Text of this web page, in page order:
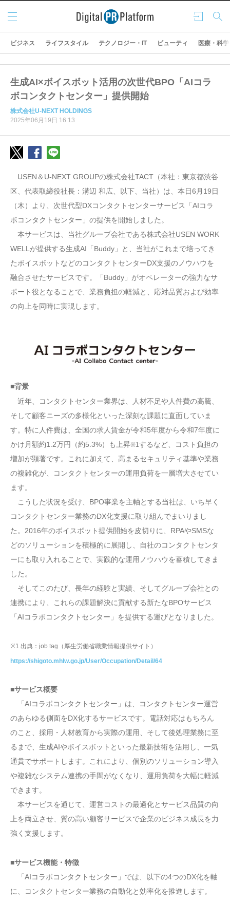
ログ
イン
検索
メニ
ュー
ビジネス ライフスタイル テクノロジー・IT ビューティ 医療・科学
生成AI×ボイスボット活用の次世代BPO「AIコラ
ボコンタクトセンター」提供開始
株式会社U-NEXT HOLDINGS
2025年06月19日 16:13
USEN＆U-NEXT GROUPの株式会社TACT（本社：東京都渋谷
区、代表取締役社長：溝辺 和広、以下、当社）は、本日6月19日
（木）より、次世代型DXコンタクトセンターサービス「AIコラ
ボコンタクトセンター」の提供を開始しました。
本サービスは、当社グループ会社である株式会社USEN WORK
WELLが提供する生成AI「Buddy」と、当社がこれまで培ってき
たボイスボットなどのコンタクトセンターDX支援のノウハウを
融合させたサービスです。「Buddy」がオペレーターの強力なサ
ポート役となることで、業務負担の軽減と、応対品質および効率
の向上を同時に実現します。
■背景
近年、コンタクトセンター業界は、人材不足や人件費の高騰、
そして顧客ニーズの多様化といった深刻な課題に直面していま
す。特に人件費は、全国の求人賃金が令和5年度から令和7年度に
かけ月額約1.2万円（約5.3%）も上昇※1するなど、コスト負担の
増加が顕著です。これに加えて、高まるセキュリティ基準や業務
の複雑化が、コンタクトセンターの運用負荷を一層増大させてい
ます。
こうした状況を受け、BPO事業を主軸とする当社は、いち早く
コンタクトセンター業務のDX化支援に取り組んでまいりまし
た。2016年のボイスボット提供開始を皮切りに、RPAやSMSな
どのソリューションを積極的に展開し、自社のコンタクトセンタ
ーにも取り入れることで、実践的な運用ノウハウを蓄積してきま
した。
そしてこのたび、長年の経験と実績、そしてグループ会社との
連携により、これらの課題解決に貢献する新たなBPOサービス
「AIコラボコンタクトセンター」を提供する運びとなりました。
※1 出典：job tag（厚生労働省職業情報提供サイト）
https://shigoto.mhlw.go.jp/User/Occupation/Detail/64
■サービス概要
「AIコラボコンタクトセンター」は、コンタクトセンター運営
のあらゆる側面をDX化するサービスです。電話対応はもちろん
のこと、採用・人材教育から実際の運用、そして後処理業務に至
るまで、生成AIやボイスボットといった最新技術を活用し、一気
通貫でサポートします。これにより、個別のソリューション導入
や複雑なシステム連携の手間がなくなり、運用負荷を大幅に軽減
できます。
本サービスを通じて、運営コストの最適化とサービス品質の向
上を両立させ、質の高い顧客サービスで企業のビジネス成長を力
強く支援します。
■サービス機能・特徴
「AIコラボコンタクトセンター」では、以下の4つのDX化を軸
に、コンタクトセンター業務の自動化と効率化を推進します。